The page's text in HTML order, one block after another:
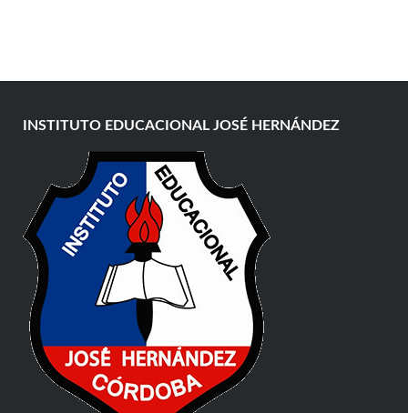
INSTITUTO EDUCACIONAL JOSÉ HERNÁNDEZ